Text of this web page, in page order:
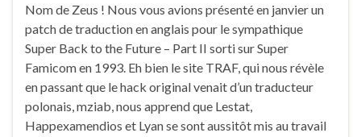
Nom de Zeus ! Nous vous avions présenté en janvier un
patch de traduction en anglais pour le sympathique
Super Back to the Future – Part II sorti sur Super
Famicom en 1993. Eh bien le site TRAF, qui nous révèle
en passant que le hack original venait d’un traducteur
polonais, mziab, nous apprend que Lestat,
Happexamendios et Lyan se sont aussitôt mis au travail